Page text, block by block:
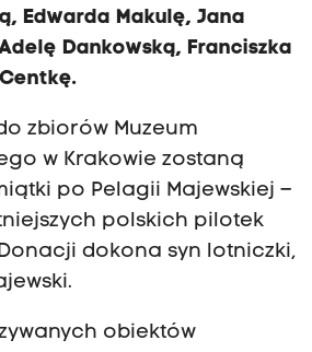
Edwarda Makulę, Jana
Dankowską, Franciszka
zbiorów Muzeum
w Krakowie zostaną
po Pelagii Majewskiej –
polskich pilotek
dokona syn lotniczki,
obiektów